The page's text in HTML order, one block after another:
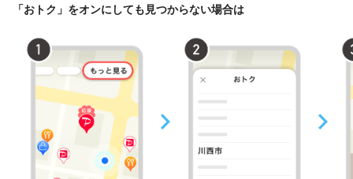
「おトク」をオンにしても見つからない場合は